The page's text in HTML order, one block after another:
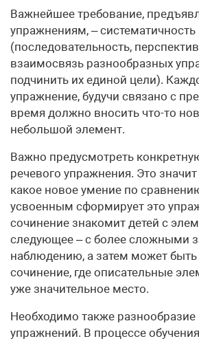
Важнейшее требование,
упражнениям, – систематичность
(последовательность,
взаимосвязь разнообразных
подчинить их единой цели).
упражнение, будучи связано с
время должно вносить что-то
небольшой элемент.
Важно предусмотреть
речевого упражнения. Это
какое новое умение по
усвоенным сформирует это
сочинение знакомит детей с
следующее – с более сложными
наблюдению, а затем может быть
сочинение, где описательные
уже значительное место.
Необходимо также разнообразие
упражнений. В процессе